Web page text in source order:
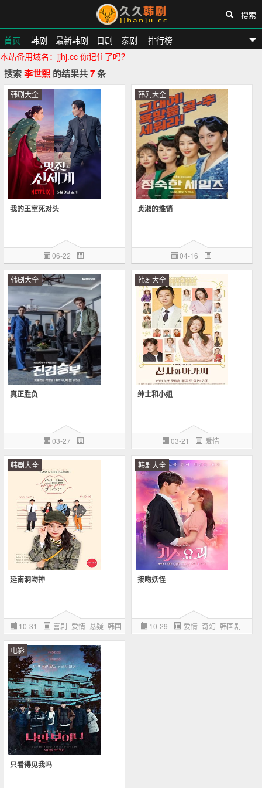
久久韩剧网
首页 韩剧 最新韩剧 日剧 泰剧 排行榜
搜索
本站备用域名：jjhj.cc 你记住了吗？
搜索李世熙 的结果共7条
韩剧大全
我的王室死对头
06-22
韩剧大全
贞淑的推销
04-16
韩剧大全
真正胜负
03-27
韩剧大全
绅士和小姐
03-21 爱情
韩剧大全
延南洞吻神
10-31 喜剧 爱情 悬疑 韩国
剧
韩剧大全
接吻妖怪
10-29 爱情 奇幻 韩国剧
电影
只看得见我吗